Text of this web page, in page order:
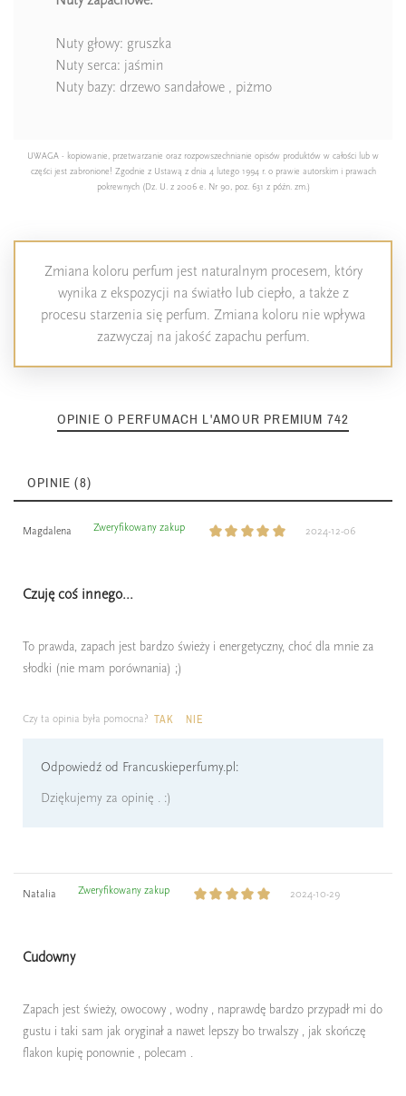
Nuty głowy: gruszka
Nuty serca: jaśmin
Nuty bazy: drzewo sandałowe , piżmo
UWAGA - kopiowanie, przetwarzanie oraz rozpowszechnianie opisów produktów w całości lub w
części jest zabronione! Zgodnie z Ustawą z dnia 4 lutego 1994 r. o prawie autorskim i prawach
pokrewnych (Dz. U. z 2006 e. Nr 90, poz. 631 z późn. zm.)
Zmiana koloru perfum jest naturalnym procesem, który
wynika z ekspozycji na światło lub ciepło, a także z
procesu starzenia się perfum. Zmiana koloru nie wpływa
zazwyczaj na jakość zapachu perfum.
OPINIE O PERFUMACH L'AMOUR PREMIUM 742
OPINIE (8)
Magdalena Zweryfikowany zakup 2024-12-06
Czuję coś innego...
To prawda, zapach jest bardzo świeży i energetyczny, choć dla mnie za
słodki (nie mam porównania) ;)
Czy ta opinia była pomocna? TAK NIE
Odpowiedź od Francuskieperfumy.pl:
Dziękujemy za opinię . :)
Natalia Zweryfikowany zakup 2024-10-29
Cudowny
Zapach jest świeży, owocowy , wodny , naprawdę bardzo przypadł mi do
gustu i taki sam jak oryginał a nawet lepszy bo trwalszy , jak skończę
flakon kupię ponownie , polecam .